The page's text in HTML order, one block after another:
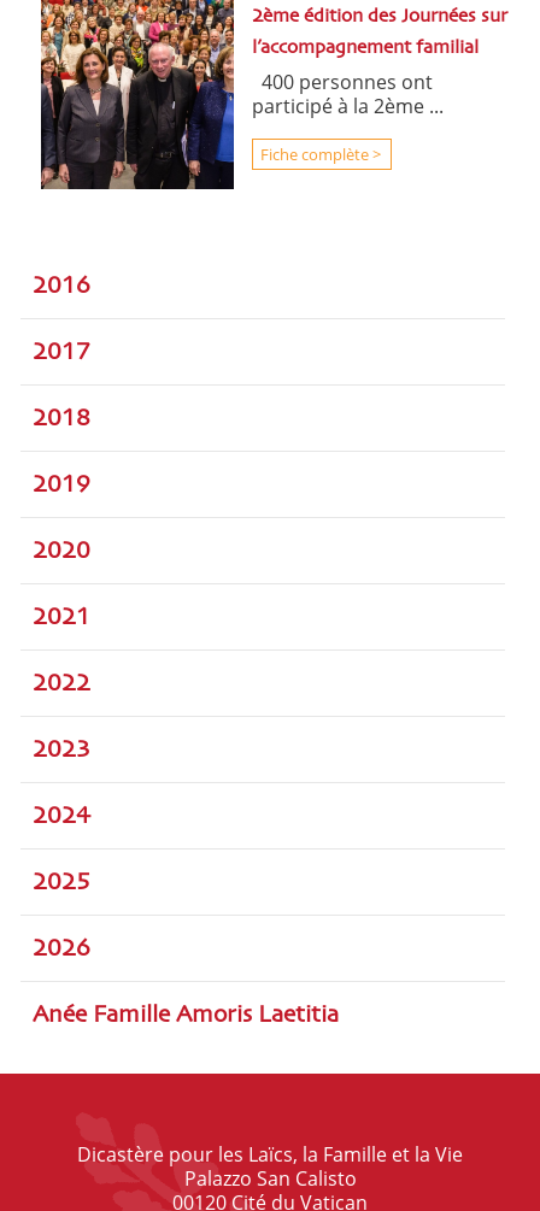
2ème édition des Journées sur
l’accompagnement familial
400 personnes ont
participé à la 2ème ...
Fiche complète >
2016
2017
2018
2019
2020
2021
2022
2023
2024
2025
2026
Anée Famille Amoris Laetitia
Dicastère pour les Laïcs, la Famille et la Vie
Palazzo San Calisto
00120 Cité du Vatican